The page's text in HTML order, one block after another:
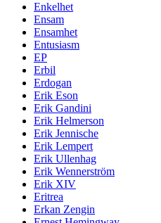
Enkelhet
Ensam
Ensamhet
Entusiasm
EP
Erbil
Erdogan
Erik Eson
Erik Gandini
Erik Helmerson
Erik Jennische
Erik Lempert
Erik Ullenhag
Erik Wennerström
Erik XIV
Eritrea
Erkan Zengin